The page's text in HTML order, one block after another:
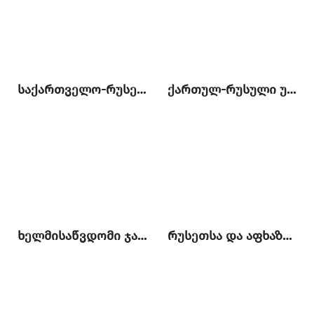
საქართველო-რუსეთი: ორი პერსპექტივა პოლიტიკურ, უსაფრთხოების და ეკონომიკურ საკითხებზე ქართულ-რუსული ურთიერთობები: ძველი სირთულეები და ახალი შესაძლებლობები
ხელმისაწვდომი ჯანდაცვა საქართველოს ოკუპირებულ ტერიტორიაზე მცხოვრები მოსახლეობისათვის: მიღწევები და გამოწვევები რუსეთსა და აფხაზეთს შორის გაფორმებული „მოკავშირეობის და სტრატეგიული პარტნიორობის შესახებ“ ხელშეკრულების კონტექსტუალური ანალიზი